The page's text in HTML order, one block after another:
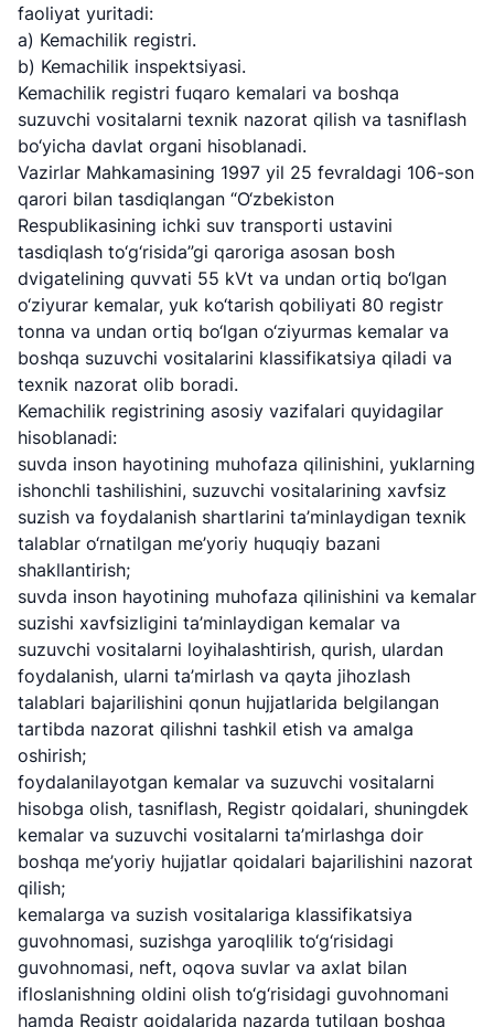
faoliyat yuritadi:
a) Kemachilik registri.
b) Kemachilik inspektsiyasi.
Kemachilik registri fuqaro kemalari va boshqa
suzuvchi vositalarni texnik nazorat qilish va tasniflash
bo‘yicha davlat organi hisoblanadi.
Vazirlar Mahkamasining 1997 yil 25 fevraldagi 106-son
qarori bilan tasdiqlangan “O‘zbekiston
Respublikasining ichki suv transporti ustavini
tasdiqlash to‘g‘risida”gi qaroriga asosan bosh
dvigatelining quvvati 55 kVt va undan ortiq bo‘lgan
o‘ziyurar kemalar, yuk ko‘tarish qobiliyati 80 registr
tonna va undan ortiq bo‘lgan o‘ziyurmas kemalar va
boshqa suzuvchi vositalarini klassifikatsiya qiladi va
texnik nazorat olib boradi.
Kemachilik registrining asosiy vazifalari quyidagilar
hisoblanadi:
suvda inson hayotining muhofaza qilinishini, yuklarning
ishonchli tashilishini, suzuvchi vositalarining xavfsiz
suzish va foydalanish shartlarini ta’minlaydigan texnik
talablar o‘rnatilgan me’yoriy huquqiy bazani
shakllantirish;
suvda inson hayotining muhofaza qilinishini va kemalar
suzishi xavfsizligini ta’minlaydigan kemalar va
suzuvchi vositalarni loyihalashtirish, qurish, ulardan
foydalanish, ularni ta’mirlash va qayta jihozlash
talablari bajarilishini qonun hujjatlarida belgilangan
tartibda nazorat qilishni tashkil etish va amalga
oshirish;
foydalanilayotgan kemalar va suzuvchi vositalarni
hisobga olish, tasniflash, Registr qoidalari, shuningdek
kemalar va suzuvchi vositalarni ta’mirlashga doir
boshqa me’yoriy hujjatlar qoidalari bajarilishini nazorat
qilish;
kemalarga va suzish vositalariga klassifikatsiya
guvohnomasi, suzishga yaroqlilik to‘g‘risidagi
guvohnomasi, neft, oqova suvlar va axlat bilan
ifloslanishning oldini olish to‘g‘risidagi guvohnomani
hamda Registr qoidalarida nazarda tutilgan boshqa